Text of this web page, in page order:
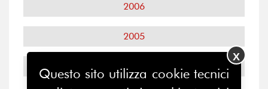
2006
2005
2004
Questo sito utilizza cookie tecnici
X